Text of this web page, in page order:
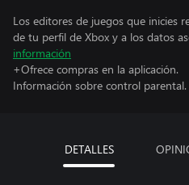
Los editores de juegos que inicies
de tu perfil de Xbox y a los datos
información
+Ofrece compras en la aplicación.
Información sobre control parental.
DETALLES